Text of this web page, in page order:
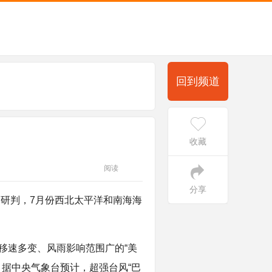
阅读
判，7月份西北太平洋和南海海
速多变、风雨影响范围广的“美
中央气象台预计，超强台风“巴
回到频道
收藏
分享